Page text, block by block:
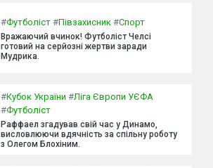
#Футболіст #Півзахисник #Спорт
Вражаючий вчинок! Футболіст Челсі
готовий на серйозні жертви заради
Мудрика.
#Кубок України #Ліга Європи УЄФА
#Футболіст
Раффаел згадував свій час у Динамо,
висловлюючи вдячність за спільну роботу
з Олегом Блохіним.